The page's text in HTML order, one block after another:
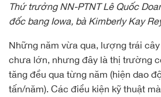
Thứ trưởng NN-PTNT Lê Quốc
đốc bang Iowa, bà Kimberly Kay
Những năm vừa qua, lượng trái
chưa lớn, nhưng đây là thị trường
tăng đều qua từng năm (hiện dao
tấn/năm). Các điều kiện kỹ thuật